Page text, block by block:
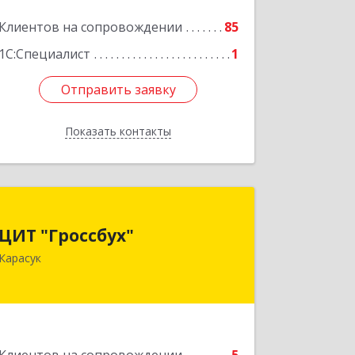
Клиентов на сопровождении
85
1С:Специалист
1
Отправить заявку
Показать контакты
Отправить заявку
Назад
ЦИТ "Гроссбух"
Карасук
632861, Новосибирская обл,
Карасукский р-н, Карасук г, Сорокина